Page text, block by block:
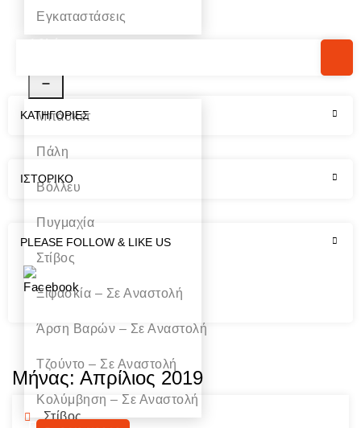
Εγκαταστάσεις
Αθλήματα
Μπάσκετ
Πάλη
Βόλλευ
Πυγμαχία
Στίβος
Ξιφασκία – Σε Αναστολή
Άρση Bαρών – Σε Αναστολή
Τζούντο – Σε Αναστολή
Κολύμβηση – Σε Αναστολή
KΑΤΗΓΟΡΊΕΣ
ΙΣΤΟΡΙΚΌ
PLEASE FOLLOW & LIKE US
Μήνας: Απρίλιος 2019
Στίβος